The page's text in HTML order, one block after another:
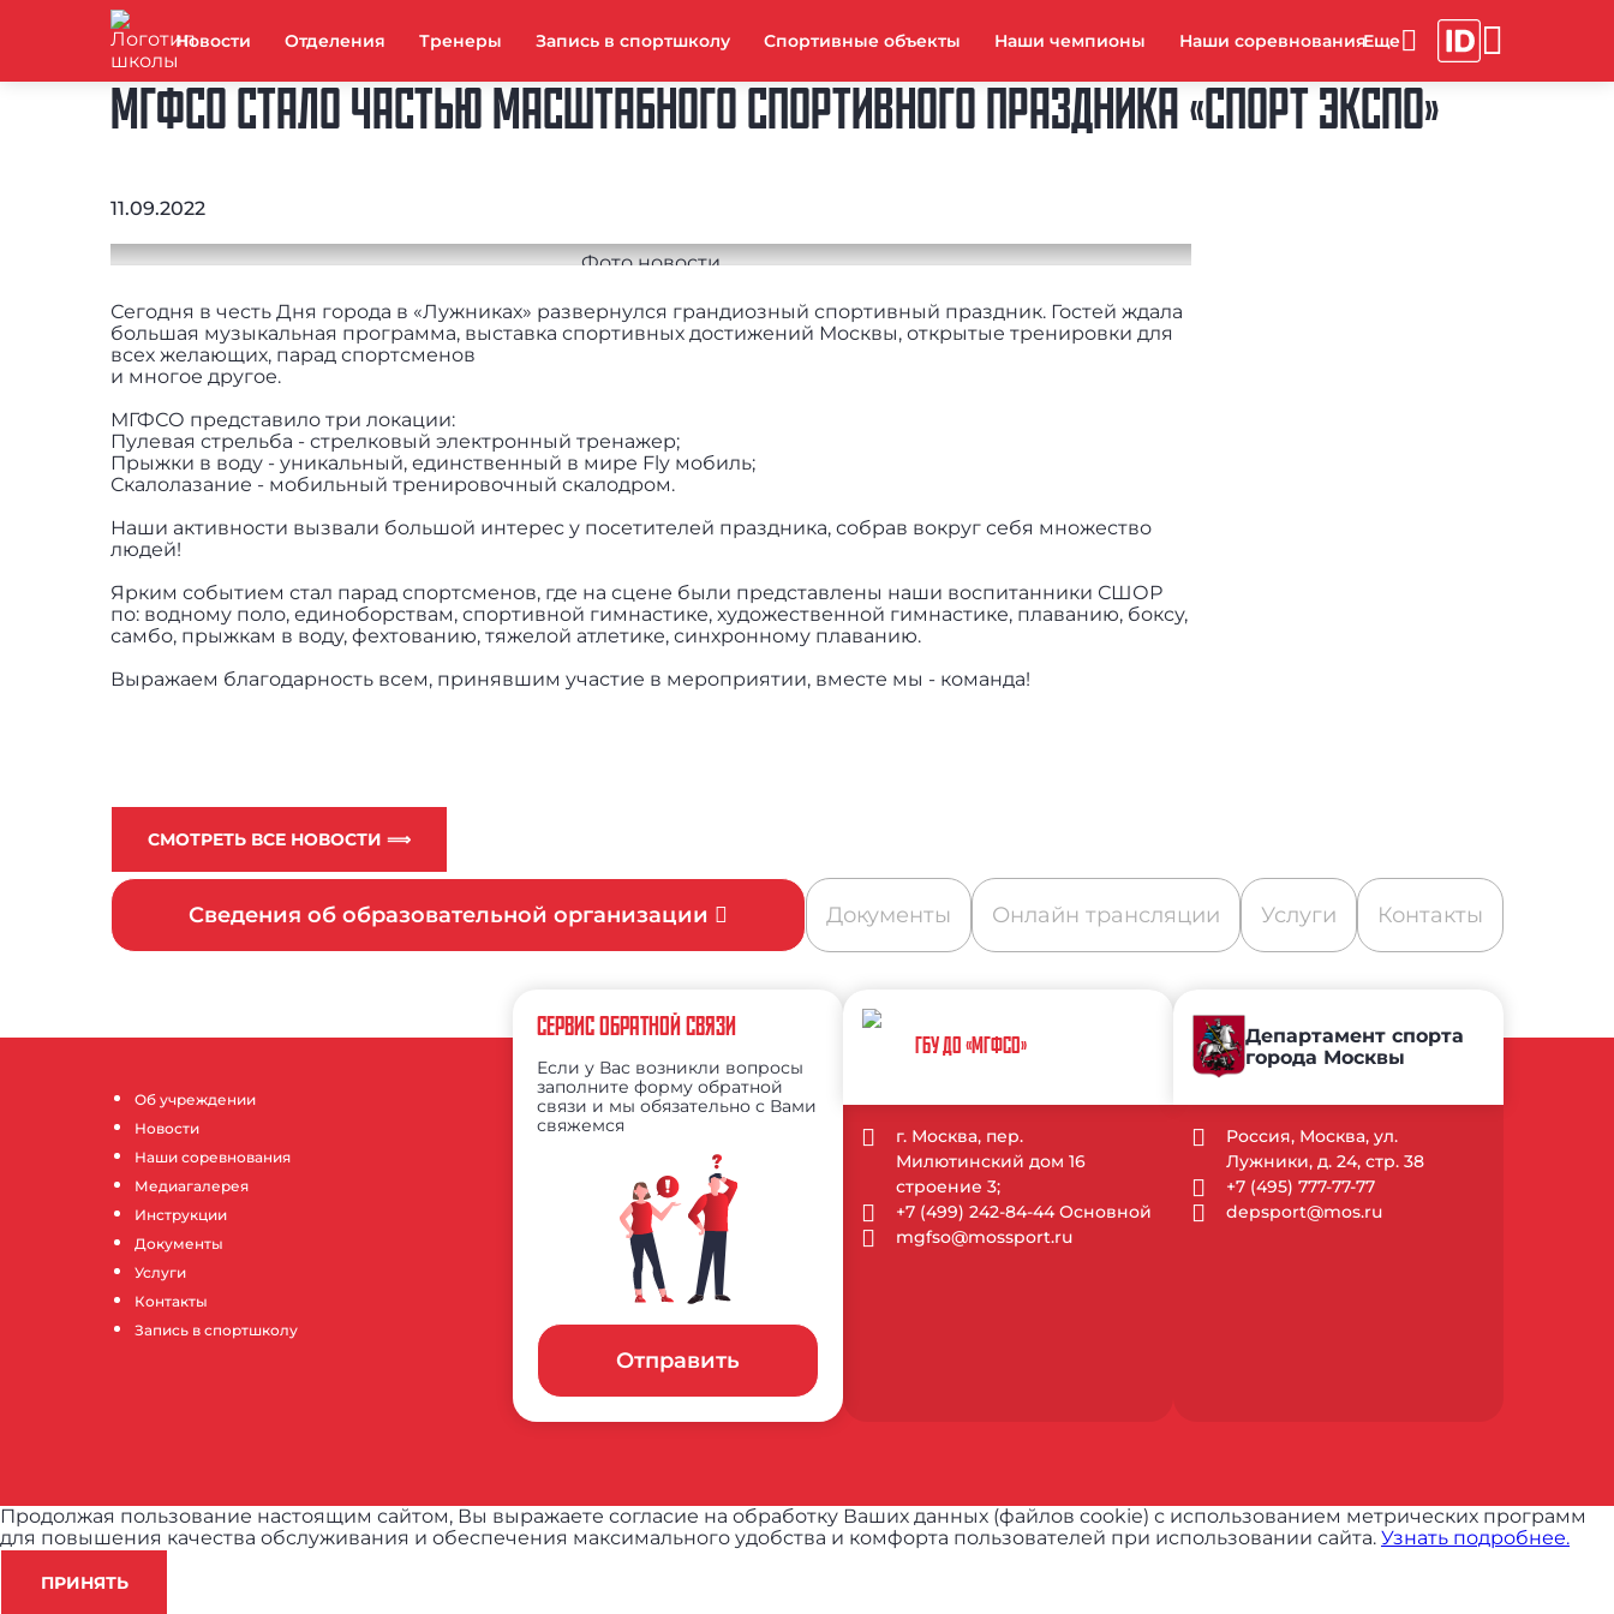
Новости Отделения Тренеры Запись в спортшколу Спортивные объекты Наши чемпионы Наши соревнования
МГФСО СТАЛО ЧАСТЬЮ МАСШТАБНОГО СПОРТИВНОГО ПРАЗДНИКА «СПОРТ ЭКСПО»
11.09.2022
Сегодня в честь Дня города в «Лужниках» развернулся грандиозный спортивный праздник. Гостей ждала
большая музыкальная программа, выставка спортивных достижений Москвы, открытые тренировки для
всех желающих, парад спортсменов
и многое другое.
МГФСО представило три локации:
Пулевая стрельба - стрелковый электронный тренажер;
Прыжки в воду - уникальный, единственный в мире Fly мобиль;
Скалолазание - мобильный тренировочный скалодром.
Наши активности вызвали большой интерес у посетителей праздника, собрав вокруг себя множество
людей!
Ярким событием стал парад спортсменов, где на сцене были представлены наши воспитанники СШОР
по: водному поло, единоборствам, спортивной гимнастике, художественной гимнастике, плаванию, боксу,
самбо, прыжкам в воду, фехтованию, тяжелой атлетике, синхронному плаванию.
Выражаем благодарность всем, принявшим участие в мероприятии, вместе мы - команда!
СМОТРЕТЬ ВСЕ НОВОСТИ ⟹
Сведения об образовательной организации Документы Онлайн трансляции Услуги Контакты
Об учреждении
Новости
Наши соревнования
Медиагалерея
Инструкции
Документы
Услуги
Контакты
Запись в спортшколу
СЕРВИС ОБРАТНОЙ СВЯЗИ
Если у Вас возникли вопросы
заполните форму обратной
связи и мы обязательно с Вами
свяжемся
Отправить
ГБУ ДО «МГФСО»
г. Москва, пер.
Милютинский дом 16
строение 3;
+7 (499) 242-84-44 Основной
mgfso@mossport.ru
Департамент спорта
города Москвы
Россия, Москва, ул.
Лужники, д. 24, стр. 38
+7 (495) 777-77-77
depsport@mos.ru
Продолжая пользование настоящим сайтом, Вы выражаете согласие на обработку Ваших данных (файлов cookie) с использованием метрических программ
для повышения качества обслуживания и обеспечения максимального удобства и комфорта пользователей при использовании сайта. Узнать подробнее.
ПРИНЯТЬ